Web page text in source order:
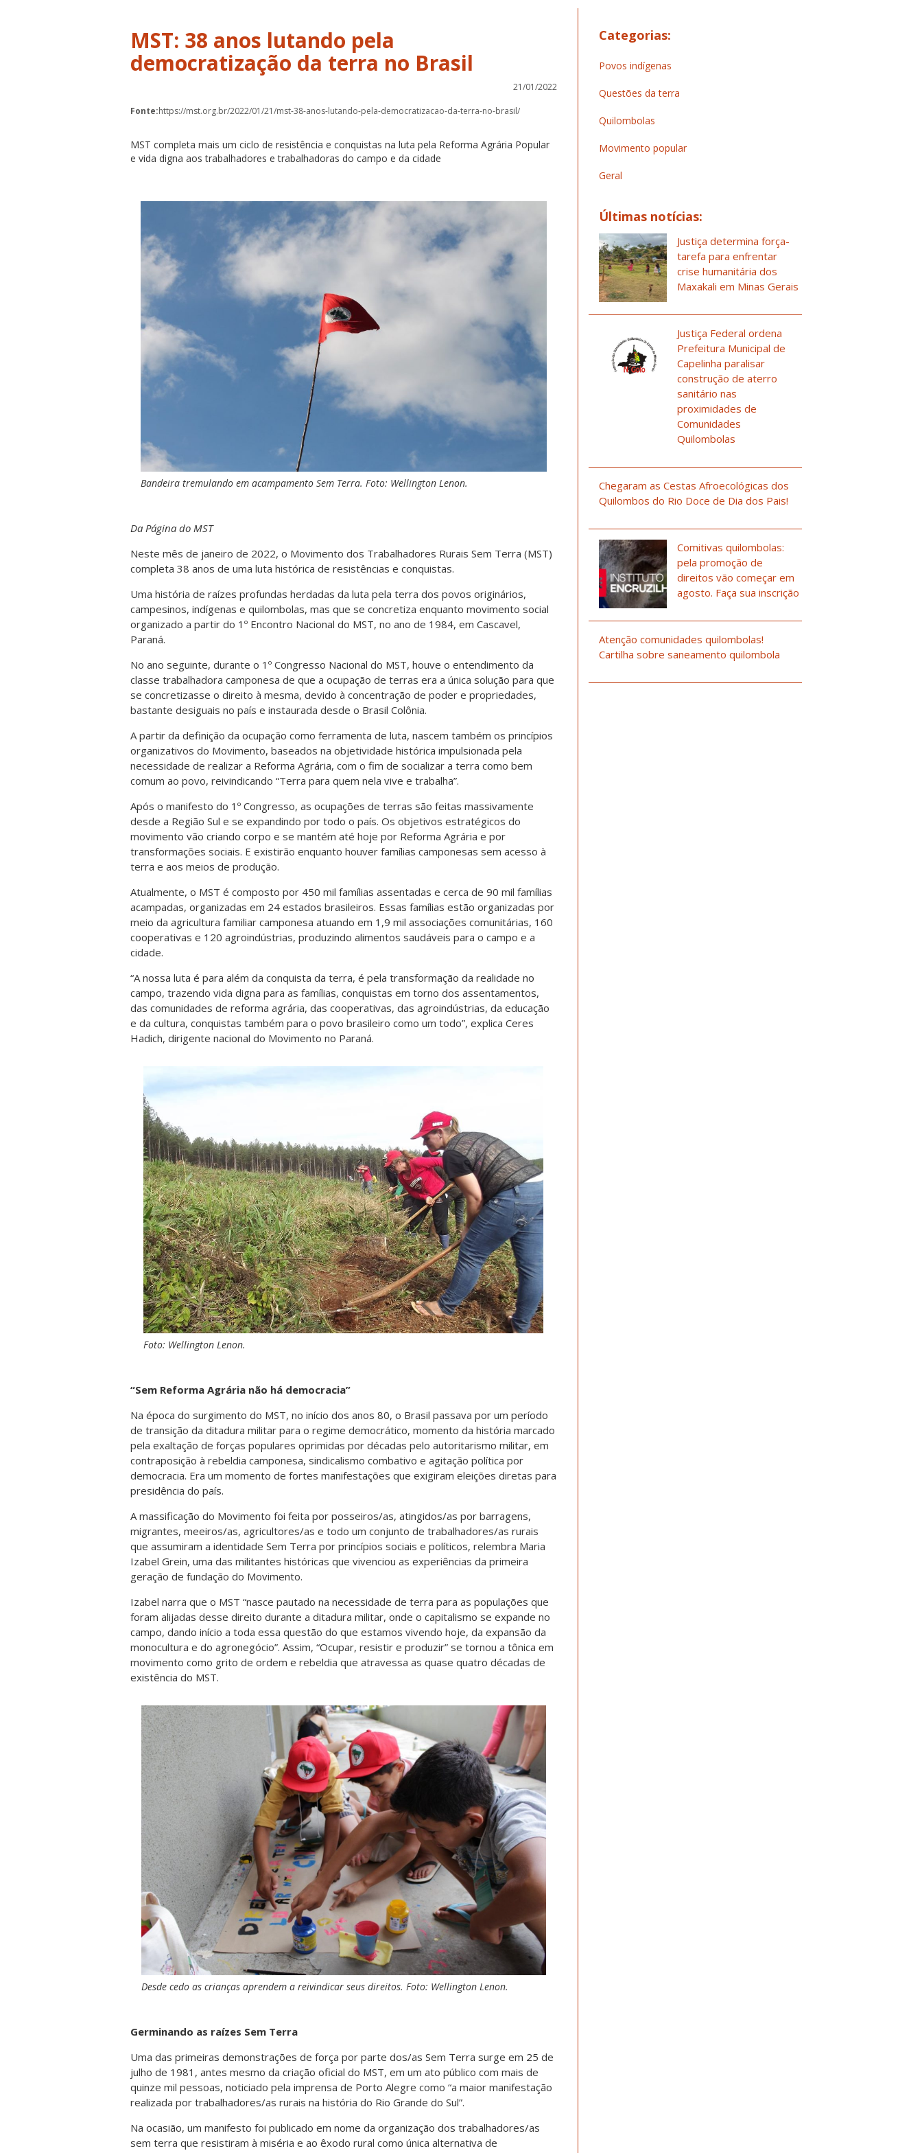
MST: 38 anos lutando pela
democratização da terra no Brasil
21/01/2022
Fonte:https://mst.org.br/2022/01/21/mst-38-anos-lutando-pela-democratizacao-da-terra-no-brasil/
MST completa mais um ciclo de resistência e conquistas na luta pela Reforma Agrária Popular
e vida digna aos trabalhadores e trabalhadoras do campo e da cidade
Bandeira tremulando em acampamento Sem Terra. Foto: Wellington Lenon.
Da Página do MST
Neste mês de janeiro de 2022, o Movimento dos Trabalhadores Rurais Sem Terra (MST)
completa 38 anos de uma luta histórica de resistências e conquistas.
Uma história de raízes profundas herdadas da luta pela terra dos povos originários,
campesinos, indígenas e quilombolas, mas que se concretiza enquanto movimento social
organizado a partir do 1º Encontro Nacional do MST, no ano de 1984, em Cascavel,
Paraná.
No ano seguinte, durante o 1º Congresso Nacional do MST, houve o entendimento da
classe trabalhadora camponesa de que a ocupação de terras era a única solução para que
se concretizasse o direito à mesma, devido à concentração de poder e propriedades,
bastante desiguais no país e instaurada desde o Brasil Colônia.
A partir da definição da ocupação como ferramenta de luta, nascem também os princípios
organizativos do Movimento, baseados na objetividade histórica impulsionada pela
necessidade de realizar a Reforma Agrária, com o fim de socializar a terra como bem
comum ao povo, reivindicando “Terra para quem nela vive e trabalha”.
Após o manifesto do 1º Congresso, as ocupações de terras são feitas massivamente
desde a Região Sul e se expandindo por todo o país. Os objetivos estratégicos do
movimento vão criando corpo e se mantém até hoje por Reforma Agrária e por
transformações sociais. E existirão enquanto houver famílias camponesas sem acesso à
terra e aos meios de produção.
Atualmente, o MST é composto por 450 mil famílias assentadas e cerca de 90 mil famílias
acampadas, organizadas em 24 estados brasileiros. Essas famílias estão organizadas por
meio da agricultura familiar camponesa atuando em 1,9 mil associações comunitárias, 160
cooperativas e 120 agroindústrias, produzindo alimentos saudáveis para o campo e a
cidade.
“A nossa luta é para além da conquista da terra, é pela transformação da realidade no
campo, trazendo vida digna para as famílias, conquistas em torno dos assentamentos,
das comunidades de reforma agrária, das cooperativas, das agroindústrias, da educação
e da cultura, conquistas também para o povo brasileiro como um todo”, explica Ceres
Hadich, dirigente nacional do Movimento no Paraná.
Foto: Wellington Lenon.
“Sem Reforma Agrária não há democracia”
Na época do surgimento do MST, no início dos anos 80, o Brasil passava por um período
de transição da ditadura militar para o regime democrático, momento da história marcado
pela exaltação de forças populares oprimidas por décadas pelo autoritarismo militar, em
contraposição à rebeldia camponesa, sindicalismo combativo e agitação política por
democracia. Era um momento de fortes manifestações que exigiram eleições diretas para
presidência do país.
A massificação do Movimento foi feita por posseiros/as, atingidos/as por barragens,
migrantes, meeiros/as, agricultores/as e todo um conjunto de trabalhadores/as rurais
que assumiram a identidade Sem Terra por princípios sociais e políticos, relembra Maria
Izabel Grein, uma das militantes históricas que vivenciou as experiências da primeira
geração de fundação do Movimento.
Izabel narra que o MST “nasce pautado na necessidade de terra para as populações que
foram alijadas desse direito durante a ditadura militar, onde o capitalismo se expande no
campo, dando início a toda essa questão do que estamos vivendo hoje, da expansão da
monocultura e do agronegócio”. Assim, “Ocupar, resistir e produzir” se tornou a tônica em
movimento como grito de ordem e rebeldia que atravessa as quase quatro décadas de
existência do MST.
Desde cedo as crianças aprendem a reivindicar seus direitos. Foto: Wellington Lenon.
Germinando as raízes Sem Terra
Uma das primeiras demonstrações de força por parte dos/as Sem Terra surge em 25 de
julho de 1981, antes mesmo da criação oficial do MST, em um ato público com mais de
quinze mil pessoas, noticiado pela imprensa de Porto Alegre como “a maior manifestação
realizada por trabalhadores/as rurais na história do Rio Grande do Sul”.
Na ocasião, um manifesto foi publicado em nome da organização dos trabalhadores/as
sem terra que resistiram à miséria e ao êxodo rural como única alternativa de
Categorias:
Povos indígenas
Questões da terra
Quilombolas
Movimento popular
Geral
Últimas notícias:
Justiça determina força-
tarefa para enfrentar
crise humanitária dos
Maxakali em Minas Gerais
Justiça Federal ordena
Prefeitura Municipal de
Capelinha paralisar
construção de aterro
sanitário nas
proximidades de
Comunidades
Quilombolas
Chegaram as Cestas Afroecológicas dos
Quilombos do Rio Doce de Dia dos Pais!
Comitivas quilombolas:
pela promoção de
direitos vão começar em
agosto. Faça sua inscrição
Atenção comunidades quilombolas!
Cartilha sobre saneamento quilombola